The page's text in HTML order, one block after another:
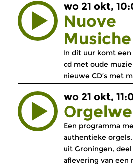
wo 21 okt,
Nuove
Musiche
In dit uur komt
cd met oude
nieuwe CD’s met
wo 21 okt,
Een programma
authentieke
uit Groningen, deel
aflevering van een